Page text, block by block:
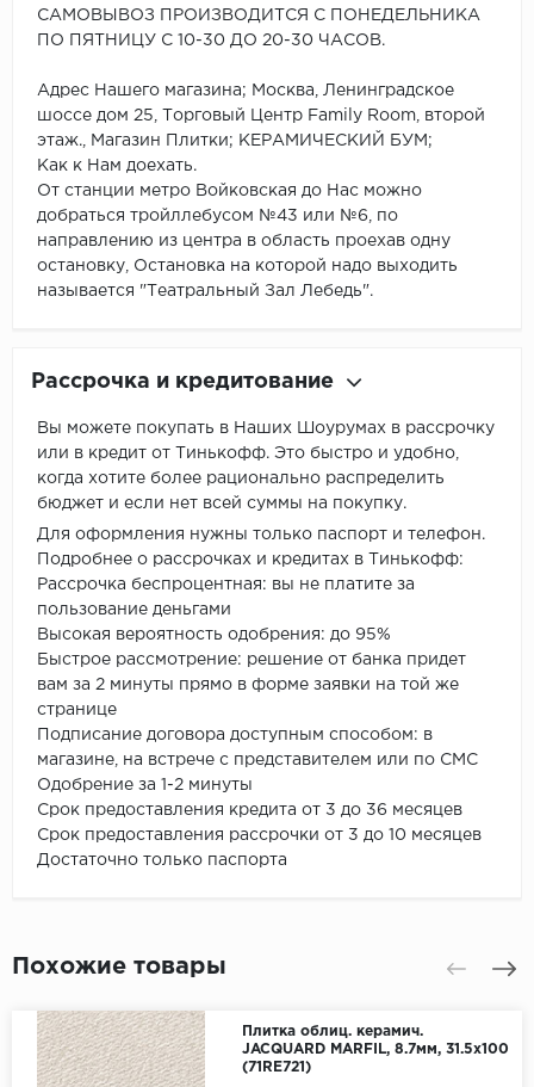
САМОВЫВОЗ ПРОИЗВОДИТСЯ С ПОНЕДЕЛЬНИКА
ПО ПЯТНИЦУ С 10-30 ДО 20-30 ЧАСОВ.
Адрес Нашего магазина; Москва, Ленинградское
шоссе дом 25, Торговый Центр Family Room, второй
этаж., Магазин Плитки; КЕРАМИЧЕСКИЙ БУМ;
Как к Нам доехать.
От станции метро Войковская до Нас можно
добраться тройллебусом №43 или №6, по
направлению из центра в область проехав одну
остановку, Остановка на которой надо выходить
называется "Театральный Зал Лебедь".
Рассрочка и кредитование
Вы можете покупать в Наших Шоурумах в рассрочку
или в кредит от Тинькофф. Это быстро и удобно,
когда хотите более рационально распределить
бюджет и если нет всей суммы на покупку.
Для оформления нужны только паспорт и телефон.
Подробнее о рассрочках и кредитах в Тинькофф:
Рассрочка беспроцентная: вы не платите за
пользование деньгами
Высокая вероятность одобрения: до 95%
Быстрое рассмотрение: решение от банка придет
вам за 2 минуты прямо в форме заявки на той же
странице
Подписание договора доступным способом: в
магазине, на встрече с представителем или по СМС
Одобрение за 1-2 минуты
Срок предоставления кредита от 3 до 36 месяцев
Срок предоставления рассрочки от 3 до 10 месяцев
Достаточно только паспорта
Похожие товары
Плитка облиц. керамич.
JACQUARD MARFIL, 8.7мм, 31.5x100
(71RE721)